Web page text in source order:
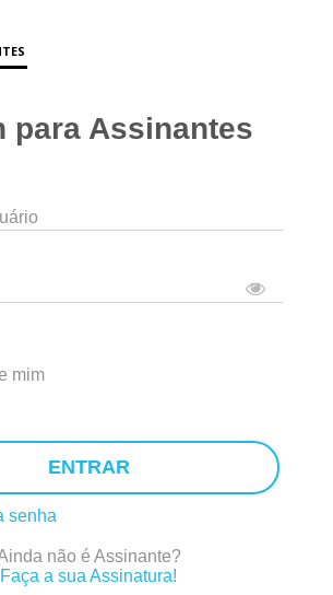
para Assinantes
mim
ENTRAR
senha
não é Assinante?
Faça a sua Assinatura!